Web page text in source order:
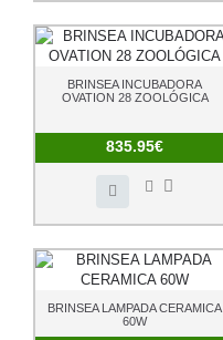
BRINSEA INCUBADORA
OVATION 28 ZOOLÓGICA
835.95€
BRINSEA LAMPADA CERAMICA
60W